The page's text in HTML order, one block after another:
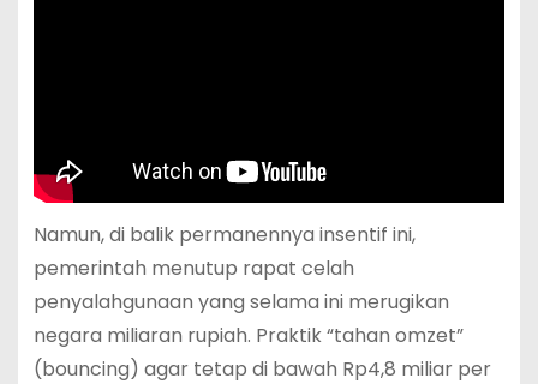
Namun, di balik permanennya insentif ini,
pemerintah menutup rapat celah
penyalahgunaan yang selama ini merugikan
negara miliaran rupiah. Praktik “tahan omzet”
(bouncing) agar tetap di bawah Rp4,8 miliar per